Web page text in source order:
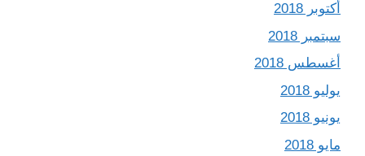
أكتوبر 2018
سبتمبر 2018
أغسطس 2018
يوليو 2018
يونيو 2018
مايو 2018